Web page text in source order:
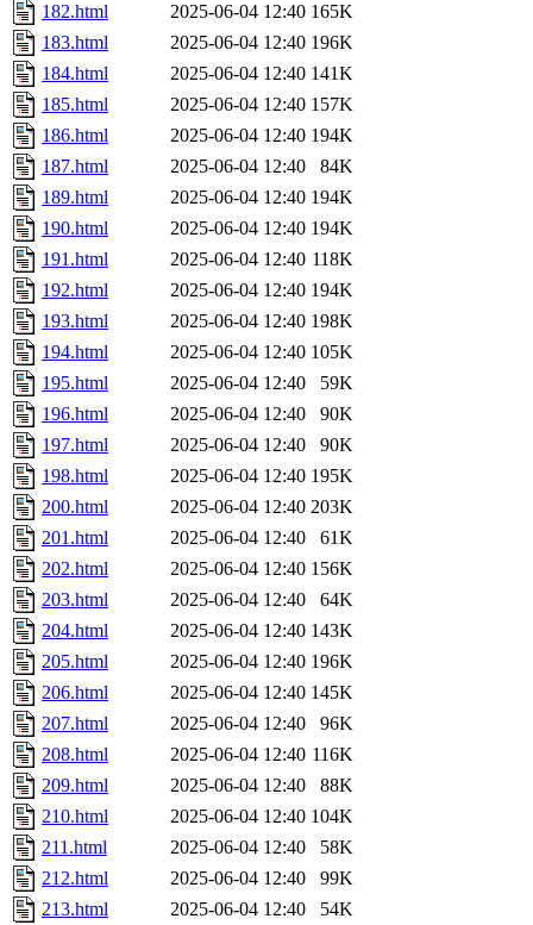
182.html
2025-06-04 12:40 165K
183.html
2025-06-04 12:40 196K
184.html
2025-06-04 12:40 141K
185.html
2025-06-04 12:40 157K
186.html
2025-06-04 12:40 194K
187.html
2025-06-04 12:40
84K
189.html
2025-06-04 12:40 194K
190.html
2025-06-04 12:40 194K
191.html
2025-06-04 12:40 118K
192.html
2025-06-04 12:40 194K
193.html
2025-06-04 12:40 198K
194.html
2025-06-04 12:40 105K
195.html
2025-06-04 12:40
59K
196.html
2025-06-04 12:40
90K
197.html
2025-06-04 12:40
90K
198.html
2025-06-04 12:40 195K
200.html
2025-06-04 12:40 203K
201.html
2025-06-04 12:40
61K
202.html
2025-06-04 12:40 156K
203.html
2025-06-04 12:40
64K
204.html
2025-06-04 12:40 143K
205.html
2025-06-04 12:40 196K
206.html
2025-06-04 12:40 145K
207.html
2025-06-04 12:40
96K
208.html
2025-06-04 12:40 116K
209.html
2025-06-04 12:40
88K
210.html
2025-06-04 12:40 104K
211.html
2025-06-04 12:40
58K
212.html
2025-06-04 12:40
99K
213.html
2025-06-04 12:40
54K